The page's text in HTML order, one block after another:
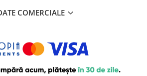
COMERCIALE